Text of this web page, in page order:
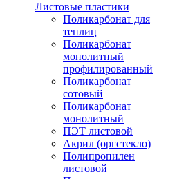
Листовые пластики
Поликарбонат для
теплиц
Поликарбонат
монолитный
профилированный
Поликарбонат
сотовый
Поликарбонат
монолитный
ПЭТ листовой
Акрил (оргстекло)
Полипропилен
листовой